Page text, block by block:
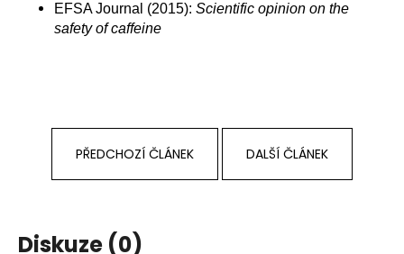
EFSA Journal (2015): Scientific opinion on the
safety of caffeine
PŘEDCHOZÍ ČLÁNEK DALŠÍ ČLÁNEK
Diskuze (0)